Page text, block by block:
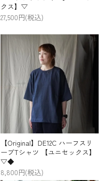
クス】▽
27,500円(税込)
【Original】DE12C ハーフスリ
ーブTシャツ 【ユニセックス】
▽◆
8,800円(税込)